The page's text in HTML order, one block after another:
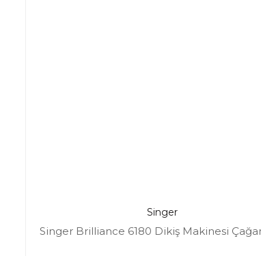
Singer
Singer Brilliance 6180 Dikiş Makinesi